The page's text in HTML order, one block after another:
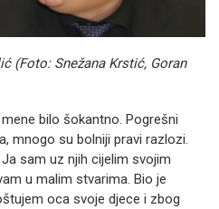
(Foto: Snežana Krstić, Goran
bilo šokantno. Pogrešni
mnogo su bolniji pravi razlozi.
sam uz njih cijelim svojim
u malim stvarima. Bio je
oca svoje djece i zbog